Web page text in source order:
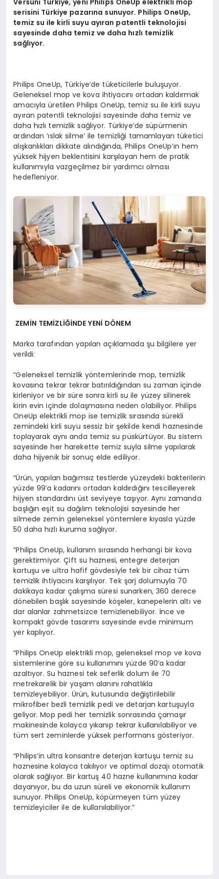
serisini Türkiye pazarına sunuyor. Philips OneUp,
temiz su ile kirli suyu ayıran patentli teknolojisi
sayesinde daha temiz ve daha hızlı temizlik
sağlıyor.
Philips OneUp, Türkiye’de tüketicilerle buluşuyor.
Geleneksel mop ve kova ihtiyacını ortadan kaldırmak
amacıyla üretilen Philips OneUp, temiz su ile kirli suyu
ayıran patentli teknolojisi sayesinde daha temiz ve
daha hızlı temizlik sağlıyor. Türkiye’de süpürmenin
ardından ‘ıslak silme’ ile temizliği tamamlayan tüketici
alışkanlıkları dikkate alındığında, Philips OneUp’ın hem
yüksek hijyen beklentisini karşılayan hem de pratik
kullanımıyla vazgeçilmez bir yardımcı olması
hedefleniyor.
ZEMİN TEMİZLİĞİNDE YENİ DÖNEM
Marka tarafından yapılan açıklamada şu bilgilere yer
verildi:
“Geleneksel temizlik yöntemlerinde mop, temizlik
kovasına tekrar tekrar batırıldığından su zaman içinde
kirleniyor ve bir süre sonra kirli su ile yüzey silinerek
kirin evin içinde dolaşmasına neden olabiliyor. Philips
OneUp elektrikli mop ise temizlik sırasında sürekli
zemindeki kirli suyu sessiz bir şekilde kendi haznesinde
toplayarak aynı anda temiz su püskürtüyor. Bu sistem
sayesinde her harekette temiz suyla silme yapılarak
daha hijyenik bir sonuç elde ediliyor.
“Ürün, yapılan bağımsız testlerde yüzeydeki bakterilerin
yüzde 99’a kadarını ortadan kaldırdığını tescilleyerek
hijyen standardını üst seviyeye taşıyor. Aynı zamanda
başlığın eşit su dağılım teknolojisi sayesinde her
silmede zemin geleneksel yöntemlere kıyasla yüzde
50 daha hızlı kuruma sağlıyor.
“Philips OneUp, kullanım sırasında herhangi bir kova
gerektirmiyor. Çift su haznesi, entegre deterjan
kartuşu ve ultra hafif gövdesiyle tek bir cihaz tüm
temizlik ihtiyacını karşılıyor. Tek şarj dolumuyla 70
dakikaya kadar çalışma süresi sunarken, 360 derece
dönebilen başlık sayesinde köşeler, kanepelerin altı ve
dar alanlar zahmetsizce temizlenebiliyor. İnce ve
kompakt gövde tasarımı sayesinde evde minimum
yer kaplıyor.
“Philips OneUp elektrikli mop, geleneksel mop ve kova
sistemlerine göre su kullanımını yüzde 90’a kadar
azaltıyor. Su haznesi tek seferlik dolum ile 70
metrekarelik bir yaşam alanını rahatlıkla
temizleyebiliyor. Ürün, kutusunda değiştirilebilir
mikrofiber bezli temizlik pedi ve detarjan kartuşuyla
geliyor. Mop pedi her temizlik sonrasında çamaşır
makinesinde kolayca yıkanıp tekrar kullanılabiliyor ve
tüm sert zeminlerde yüksek performans gösteriyor.
“Philips’in ultra konsantre deterjan kartuşu temiz su
haznesine kolayca takılıyor ve optimal dozajı otomatik
olarak sağlıyor. Bir kartuş 40 hazne kullanımına kadar
dayanıyor, bu da uzun süreli ve ekonomik kullanım
sunuyor. Philips OneUp, köpürmeyen tüm yüzey
temizleyiciler ile de kullanılabiliyor.”